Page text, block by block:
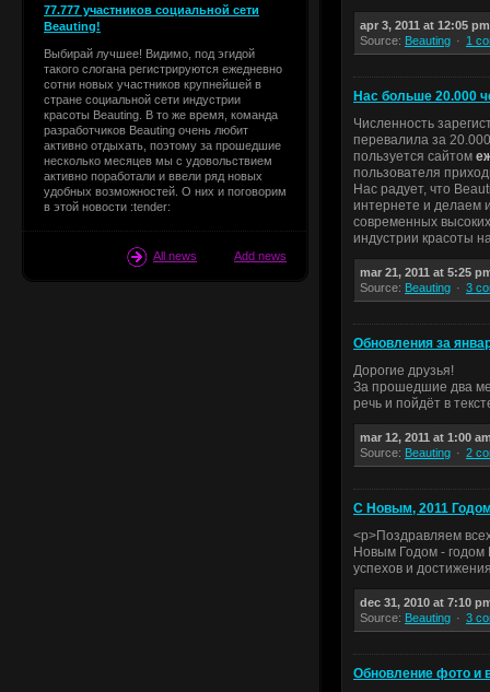
77.777 участников социальной сети
Beauting!
Выбирай лучшее! Видимо, под эгидой
такого слогана регистрируются ежедневно
сотни новых участников крупнейшей в
стране социальной сети индустрии
красоты Beauting. В то же время, команда
разработчиков Beauting очень любит
активно отдыхать, поэтому за прошедшие
несколько месяцев мы с удовольствием
активно поработали и ввели ряд новых
удобных возможностей. О них и поговорим
в этой новости :tender:
Add news
All news
apr 3, 2011 at 12:05 pm
Source: Beauting 1
Нас больше 20.000
Численность
перевалила за
пользуется сайтом
пользователя
Нас радует, что
интернете и делаем
современных
индустрии красоты
mar 21, 2011 at 5:25
Source: Beauting 3
Обновления за
Дорогие друзья!
За прошедшие два
речь и пойдёт в
mar 12, 2011 at 1:00
Source: Beauting 2
С Новым, 2011
<p>Поздравляем
Новым Годом - годом
успехов и
dec 31, 2010 at 7:10
Source: Beauting 3
Обновление фото и